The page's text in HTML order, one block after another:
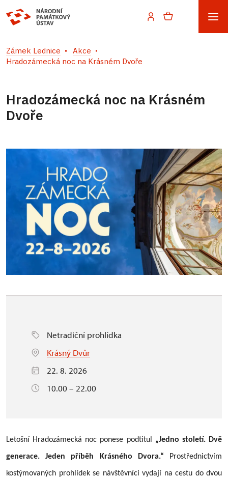
Zámek Lednice
Akce
Hradozámecká noc na Krásném Dvoře
Hradozámecká noc na Krásném
Dvoře
Netradiční prohlídka
Krásný Dvůr
22. 8. 2026
10.00 – 22.00
Letošní Hradozámecká noc ponese podtitul „Jedno století. Dvě
generace. Jeden příběh Krásného Dvora.“ Prostřednictvím
kostýmovaných prohlídek se návštěvníci vydají na cestu do dvou